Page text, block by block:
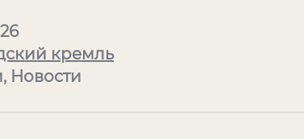
кремль
Новости